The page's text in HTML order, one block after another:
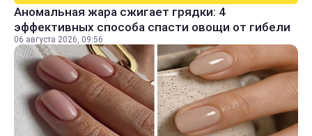
Аномальная жара сжигает грядки: 4
эффективных способа спасти овощи от гибели
06 августа 2026, 09:56